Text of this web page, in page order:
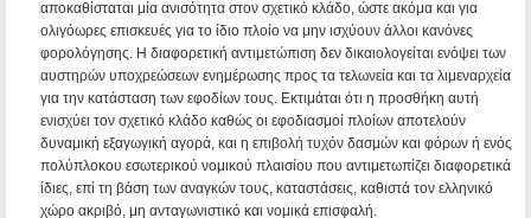
αποκαθίσταται μία ανισότητα στον σχετικό κλάδο, ώστε ακόμα και για
ολιγόωρες επισκευές για το ίδιο πλοίο να μην ισχύουν άλλοι κανόνες
φορολόγησης. Η διαφορετική αντιμετώπιση δεν δικαιολογείται ενόψει των
αυστηρών υποχρεώσεων ενημέρωσης προς τα τελωνεία και τα λιμεναρχεία
για την κατάσταση των εφοδίων τους. Εκτιμάται ότι η προσθήκη αυτή
ενισχύει τον σχετικό κλάδο καθώς οι εφοδιασμοί πλοίων αποτελούν
δυναμική εξαγωγική αγορά, και η επιβολή τυχόν δασμών και φόρων ή ενός
πολύπλοκου εσωτερικού νομικού πλαισίου που αντιμετωπίζει διαφορετικά
ίδιες, επί τη βάση των αναγκών τους, καταστάσεις, καθιστά τον ελληνικό
χώρο ακριβό, μη ανταγωνιστικό και νομικά επισφαλή.